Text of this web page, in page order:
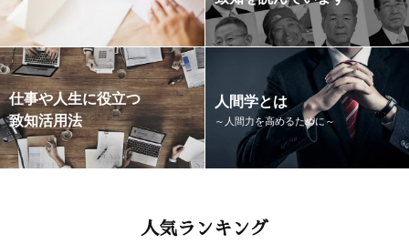
仕事や人生に役立つ
致知活用法
人間学とは
～人間力を高めるために～
人気ランキング